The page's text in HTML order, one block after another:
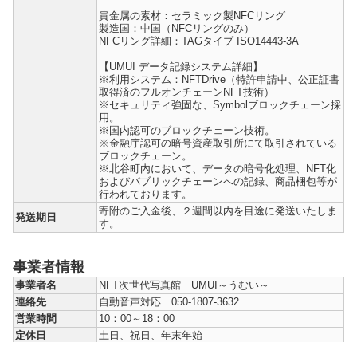
貴金属の素材：セラミック製NFCリング
製造国：中国（NFCリングのみ）
NFCリング詳細：TAGタイプ ISO14443-3A
【UMUI データ記録システム詳細】
※利用システム：NFTDrive（特許申請中、公正証書
取得済のフルオンチェーンNFT技術）
※セキュリティ強固な、Symbolブロックチェーン採
用。
※国内認可のブロックチェーン技術。
※金融庁認可の暗号資産取引所にて取引されている
ブロックチェーン。
※北谷町内において、データの暗号化処理、NFT化
およびパブリックチェーンへの記録、商品梱包等が
行われております。
発送期日
寄附のご入金後、２週間以内を目途に発送いたしま
す。
事業者情報
事業者名
NFT次世代写真館 UMUI～うむい～
連絡先
自動音声対応 050-1807-3632
営業時間
10：00～18：00
定休日
土日、祝日、年末年始